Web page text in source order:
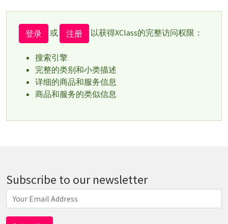
登录 或 注册 以获得XClass的完整访问权限：
搜索引擎
完整的类别和小类描述
详细的商品和服务信息
商品和服务的类似信息
Subscribe to our newsletter